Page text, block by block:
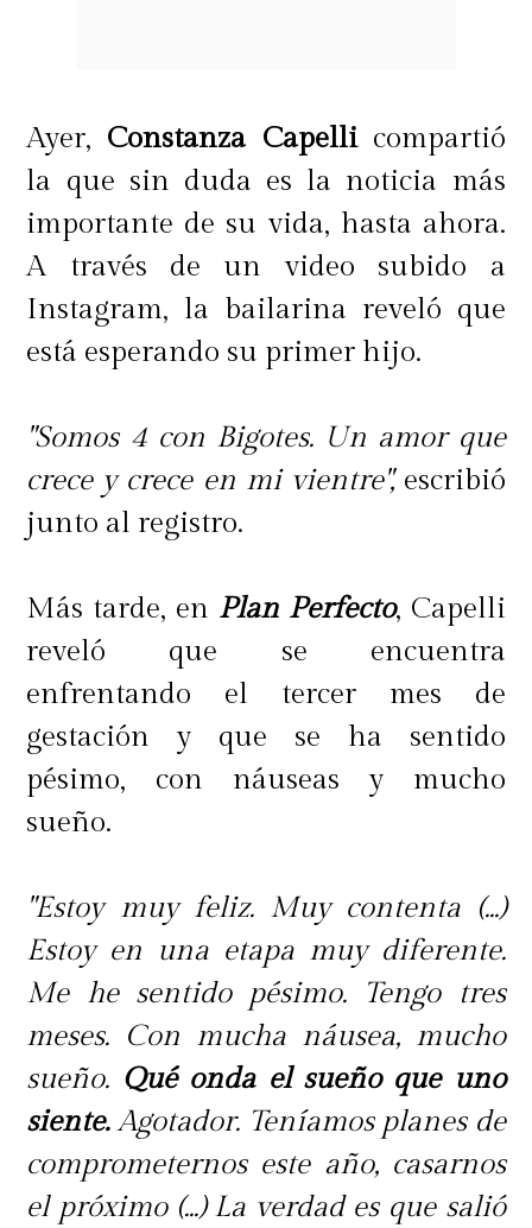
PISTA DE HIELO
📅 Del martes 30 de junio al
domingo 5 de julio
🕛 30 jun – 04 jul: 12:00 a 21:00
horas (último ingreso a las 20:40)
🕛 05 jul: 12:00 a 18:00 horas
(último ingreso a las 17:40)
💻 Reservas online. desde el 25 de
junio a las 12:00 horas en
www.corpoquilicura.cl
🎟️ Cupos limitados
Inscripciones y reserva de tickets en
www.corpoquilicura.cl
Ayer, Constanza Capellicompartió
la que sin duda es la noticia más
importante de su vida, hasta ahora.
A través de un video subido a
Instagram, la bailarina reveló que
está esperando su primer hijo.
"Somos 4 con Bigotes. Un amor que
crece y crece en mi vientre",escribió
junto al registro.
Más tarde, en Plan Perfecto, Capelli
reveló que se encuentra
enfrentando el tercer mes de
gestación y que se ha sentido
pésimo, con náuseas y mucho
sueño.
"Estoy muy feliz. Muy contenta (...)
Estoy en una etapa muy diferente.
Me he sentido pésimo. Tengo tres
meses. Con mucha náusea, mucho
sueño. Qué onda el sueño que uno
siente.Agotador. Teníamos planes de
comprometernos este año, casarnos
el próximo (...) La verdad es que salió